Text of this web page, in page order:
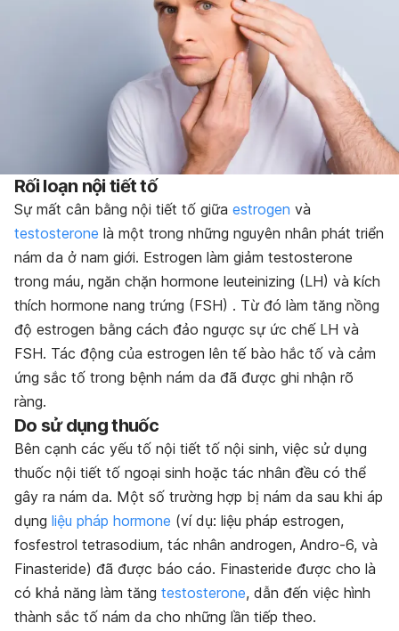
Rối loạn nội tiết tố
Sự mất cân bằng nội tiết tố giữa estrogen và
testosterone là một trong những nguyên nhân phát triển
nám da ở nam giới. Estrogen làm giảm testosterone
trong máu, ngăn chặn hormone leuteinizing (LH) và kích
thích hormone nang trứng (FSH) . Từ đó làm tăng nồng
độ estrogen bằng cách đảo ngược sự ức chế LH và
FSH. Tác động của estrogen lên tế bào hắc tố và cảm
ứng sắc tố trong bệnh nám da đã được ghi nhận rõ
ràng.
Do sử dụng thuốc
Bên cạnh các yếu tố nội tiết tố nội sinh, việc sử dụng
thuốc nội tiết tố ngoại sinh hoặc tác nhân đều có thể
gây ra nám da. Một số trường hợp bị nám da sau khi áp
dụng liệu pháp hormone (ví dụ: liệu pháp estrogen,
fosfestrol tetrasodium, tác nhân androgen, Andro-6, và
Finasteride) đã được báo cáo. Finasteride được cho là
có khả năng làm tăng testosterone, dẫn đến việc hình
thành sắc tố nám da cho những lần tiếp theo.